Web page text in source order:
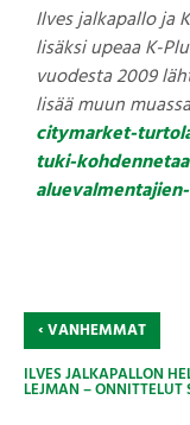
Ilves jalkapallo ja
lisäksi upeaa K-
vuodesta 2009
lisää muun
citymarket-
tuki-
‹VANHEMMAT
ILVES JALKAPALLON
LEJMAN – ONNITTELUT